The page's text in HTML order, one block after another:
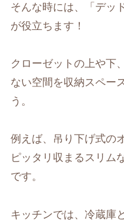
そんな時には、「デッ
が役立ちます！
クローゼットの上や下
ない空間を収納スペー
う。
例えば、吊り下げ式の
ピッタリ収まるスリム
です。
キッチンでは、冷蔵庫